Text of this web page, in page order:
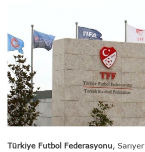
Türkiye Futbol Federasyonu,